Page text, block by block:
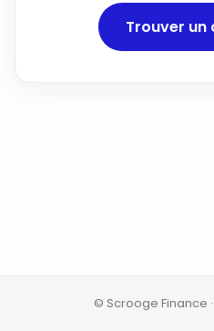
Trouver un
© Scrooge Finance ·